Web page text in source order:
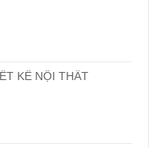
KẾ NỘI THẤT